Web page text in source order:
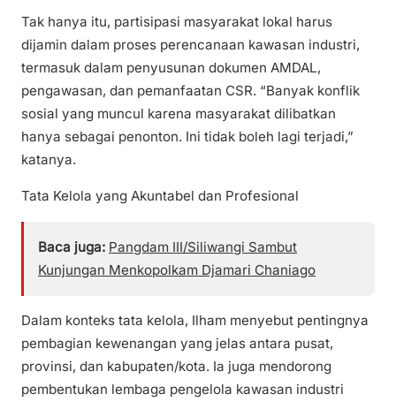
Tak hanya itu, partisipasi masyarakat lokal harus
dijamin dalam proses perencanaan kawasan industri,
termasuk dalam penyusunan dokumen AMDAL,
pengawasan, dan pemanfaatan CSR. “Banyak konflik
sosial yang muncul karena masyarakat dilibatkan
hanya sebagai penonton. Ini tidak boleh lagi terjadi,”
katanya.
Tata Kelola yang Akuntabel dan Profesional
Baca juga: Pangdam III/Siliwangi Sambut
Kunjungan Menkopolkam Djamari Chaniago
Dalam konteks tata kelola, Ilham menyebut pentingnya
pembagian kewenangan yang jelas antara pusat,
provinsi, dan kabupaten/kota. Ia juga mendorong
pembentukan lembaga pengelola kawasan industri